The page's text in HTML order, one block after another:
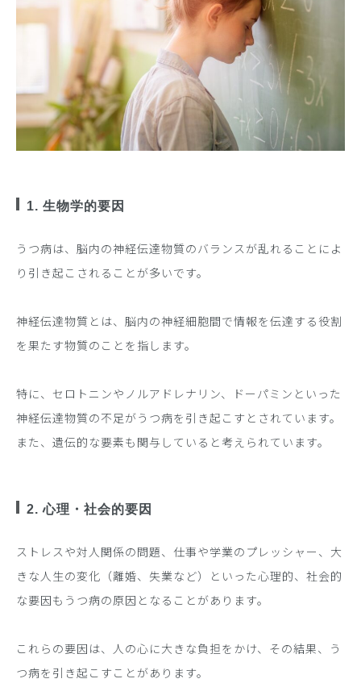
1. 生物学的要因
うつ病は、脳内の神経伝達物質のバランスが乱れることによ
り引き起こされることが多いです。
神経伝達物質とは、脳内の神経細胞間で情報を伝達する役割
を果たす物質のことを指します。
特に、セロトニンやノルアドレナリン、ドーパミンといった
神経伝達物質の不足がうつ病を引き起こすとされています。
また、遺伝的な要素も関与していると考えられています。
2. 心理・社会的要因
ストレスや対人関係の問題、仕事や学業のプレッシャー、大
きな人生の変化（離婚、失業など）といった心理的、社会的
な要因もうつ病の原因となることがあります。
これらの要因は、人の心に大きな負担をかけ、その結果、う
つ病を引き起こすことがあります。